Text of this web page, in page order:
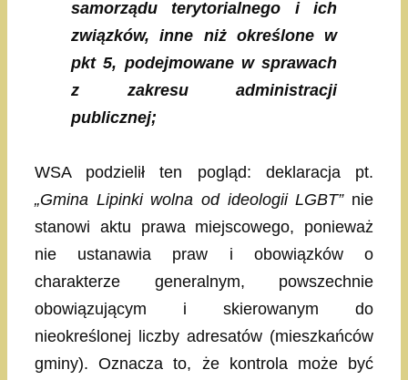
samorządu terytorialnego i ich
związków, inne niż określone w
pkt 5, podejmowane w sprawach
z zakresu administracji
publicznej;
WSA podzielił ten pogląd: deklaracja pt.
„Gmina Lipinki wolna od ideologii LGBT”nie
stanowi aktu prawa miejscowego, ponieważ
nie ustanawia praw i obowiązków o
charakterze generalnym, powszechnie
obowiązującym i skierowanym do
nieokreślonej liczby adresatów (mieszkańców
gminy). Oznacza to, że kontrola może być